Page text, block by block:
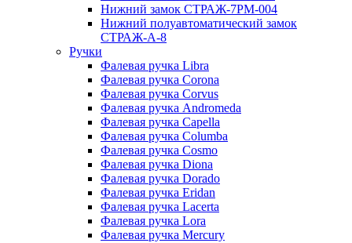
Нижний замок СТРАЖ-7РМ-004
Нижний полуавтоматический замок
СТРАЖ-A-8
Ручки
Фалевая ручка Libra
Фалевая ручка Corona
Фалевая ручка Corvus
Фалевая ручка Andromeda
Фалевая ручка Capella
Фалевая ручка Columba
Фалевая ручка Cosmo
Фалевая ручка Diona
Фалевая ручка Dorado
Фалевая ручка Eridan
Фалевая ручка Lacerta
Фалевая ручка Lora
Фалевая ручка Mercury